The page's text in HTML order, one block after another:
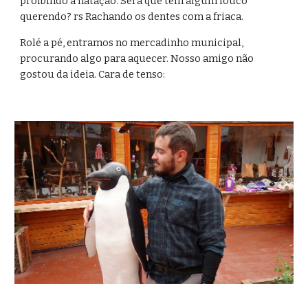
querendo? rs Rachando os dentes com a friaca.
Rolé a pé, entramos no mercadinho municipal,
procurando algo para aquecer. Nosso amigo não
gostou da ideia. Cara de tenso: